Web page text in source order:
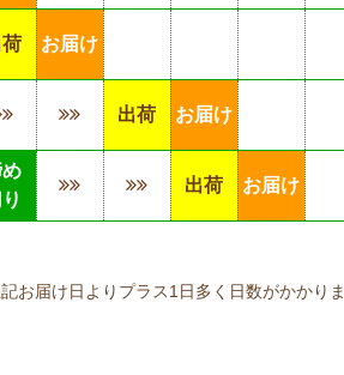
お届け
出荷 お届け
出荷 お届け
お届け日よりプラス1日多く日数がかかりま